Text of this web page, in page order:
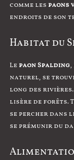
comme les paons
endroits de son
Habitat du
Le paon Spalding
naturel, se
long des
lisère de forêts.
se percher dans
se prémunir du